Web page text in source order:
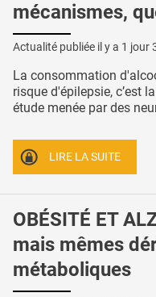
mécanismes,
Actualité publiée il y a 1 jour
La consommation
risque d'épilepsie, c’est
étude menée par des
LIRE LA SUITE
OBÉSITÉ ET
mais mêmes
métaboliques